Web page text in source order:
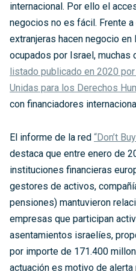
internacional. Por ello el
negocios no es fácil. Frente
extranjeras hacen negocio
ocupados por Israel, muchas
listado publicado en 2020
Unidas para los Derechos
con financiadores
El informe de la red “Don’t
destaca que entre enero de
instituciones financieras
gestores de activos,
pensiones) mantuvieron
empresas que participan
asentamientos israelíes,
por importe de 171.400
actuación es motivo de